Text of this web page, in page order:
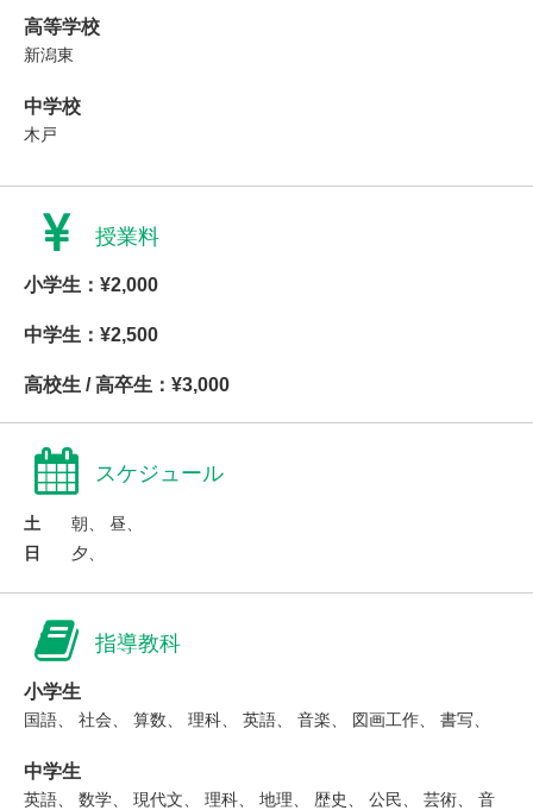
高等学校
新潟東
中学校
木戸
授業料
小学生：¥2,000
中学生：¥2,500
高校生 / 高卒生：¥3,000
スケジュール
土
朝、 昼、
日
夕、
指導教科
小学生
国語、 社会、 算数、 理科、 英語、 音楽、 図画工作、 書写、
中学生
英語、 数学、 現代文、 理科、 地理、 歴史、 公民、 芸術、 音